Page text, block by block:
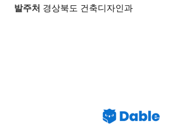
발주처 경상북도 건축디자인과